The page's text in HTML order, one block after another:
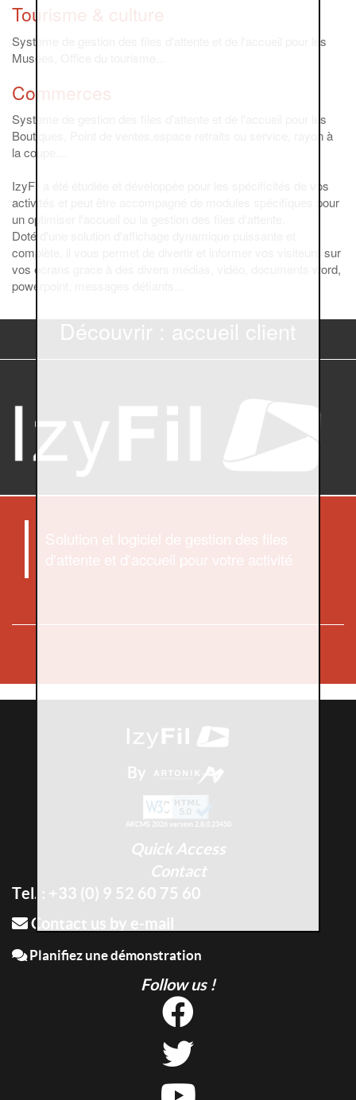
Tourisme & culture
Système de gestion des files d'attente et de l'accueil pour les
Musées, Office du tourisme...
Commerces
Système de gestion des files d'attente et de l'accueil pour les
Boutiques, Point de ventes,espace retraits ou service, rayon à
la coupe....
IzyFil a été étudiée et développée pour les spécificités de vos
activités et peut être accompagné de modules spécifiques pour
un optimiser l'accueil ou la gestion des files d'attente.
Doté d'une solution d'affichage dynamique puissante et
complète, il vous permet de divertir et informer vos visiteurs sur
vos écrans grace à des divers médias, vidéo, documents word,
powerpoint, messages défiants...
Solution et logiciel de gestion des files
d'attente et d'accueil pour votre activité
By
AKCMS 2026 version 2.8.0.23450
Quick Access
Contact
Tel. : +33 (0) 9 52 60 75 60
Contact us by e-mail
Planifiez une démonstration
Follow us !